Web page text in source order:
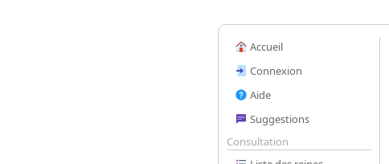
Accueil
Connexion
Aide
Suggestions
Consultation